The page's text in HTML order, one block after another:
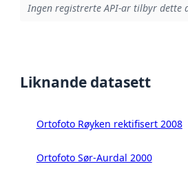
Ingen registrerte API-ar tilbyr dette
Liknande datasett
Ortofoto Røyken rektifisert 2008
Ortofoto Sør-Aurdal 2000